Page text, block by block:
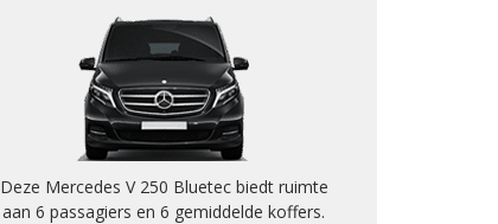
Deze Mercedes V 250 Bluetec biedt ruimte
aan 6 passagiers en 6 gemiddelde koffers.